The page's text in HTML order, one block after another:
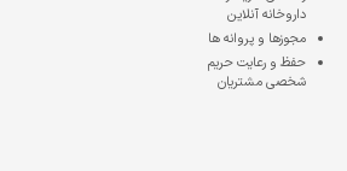
داروخانه آنلاین
مجوزها و پروانه ها
حفظ و رعایت حریم
شخصی مشتریان